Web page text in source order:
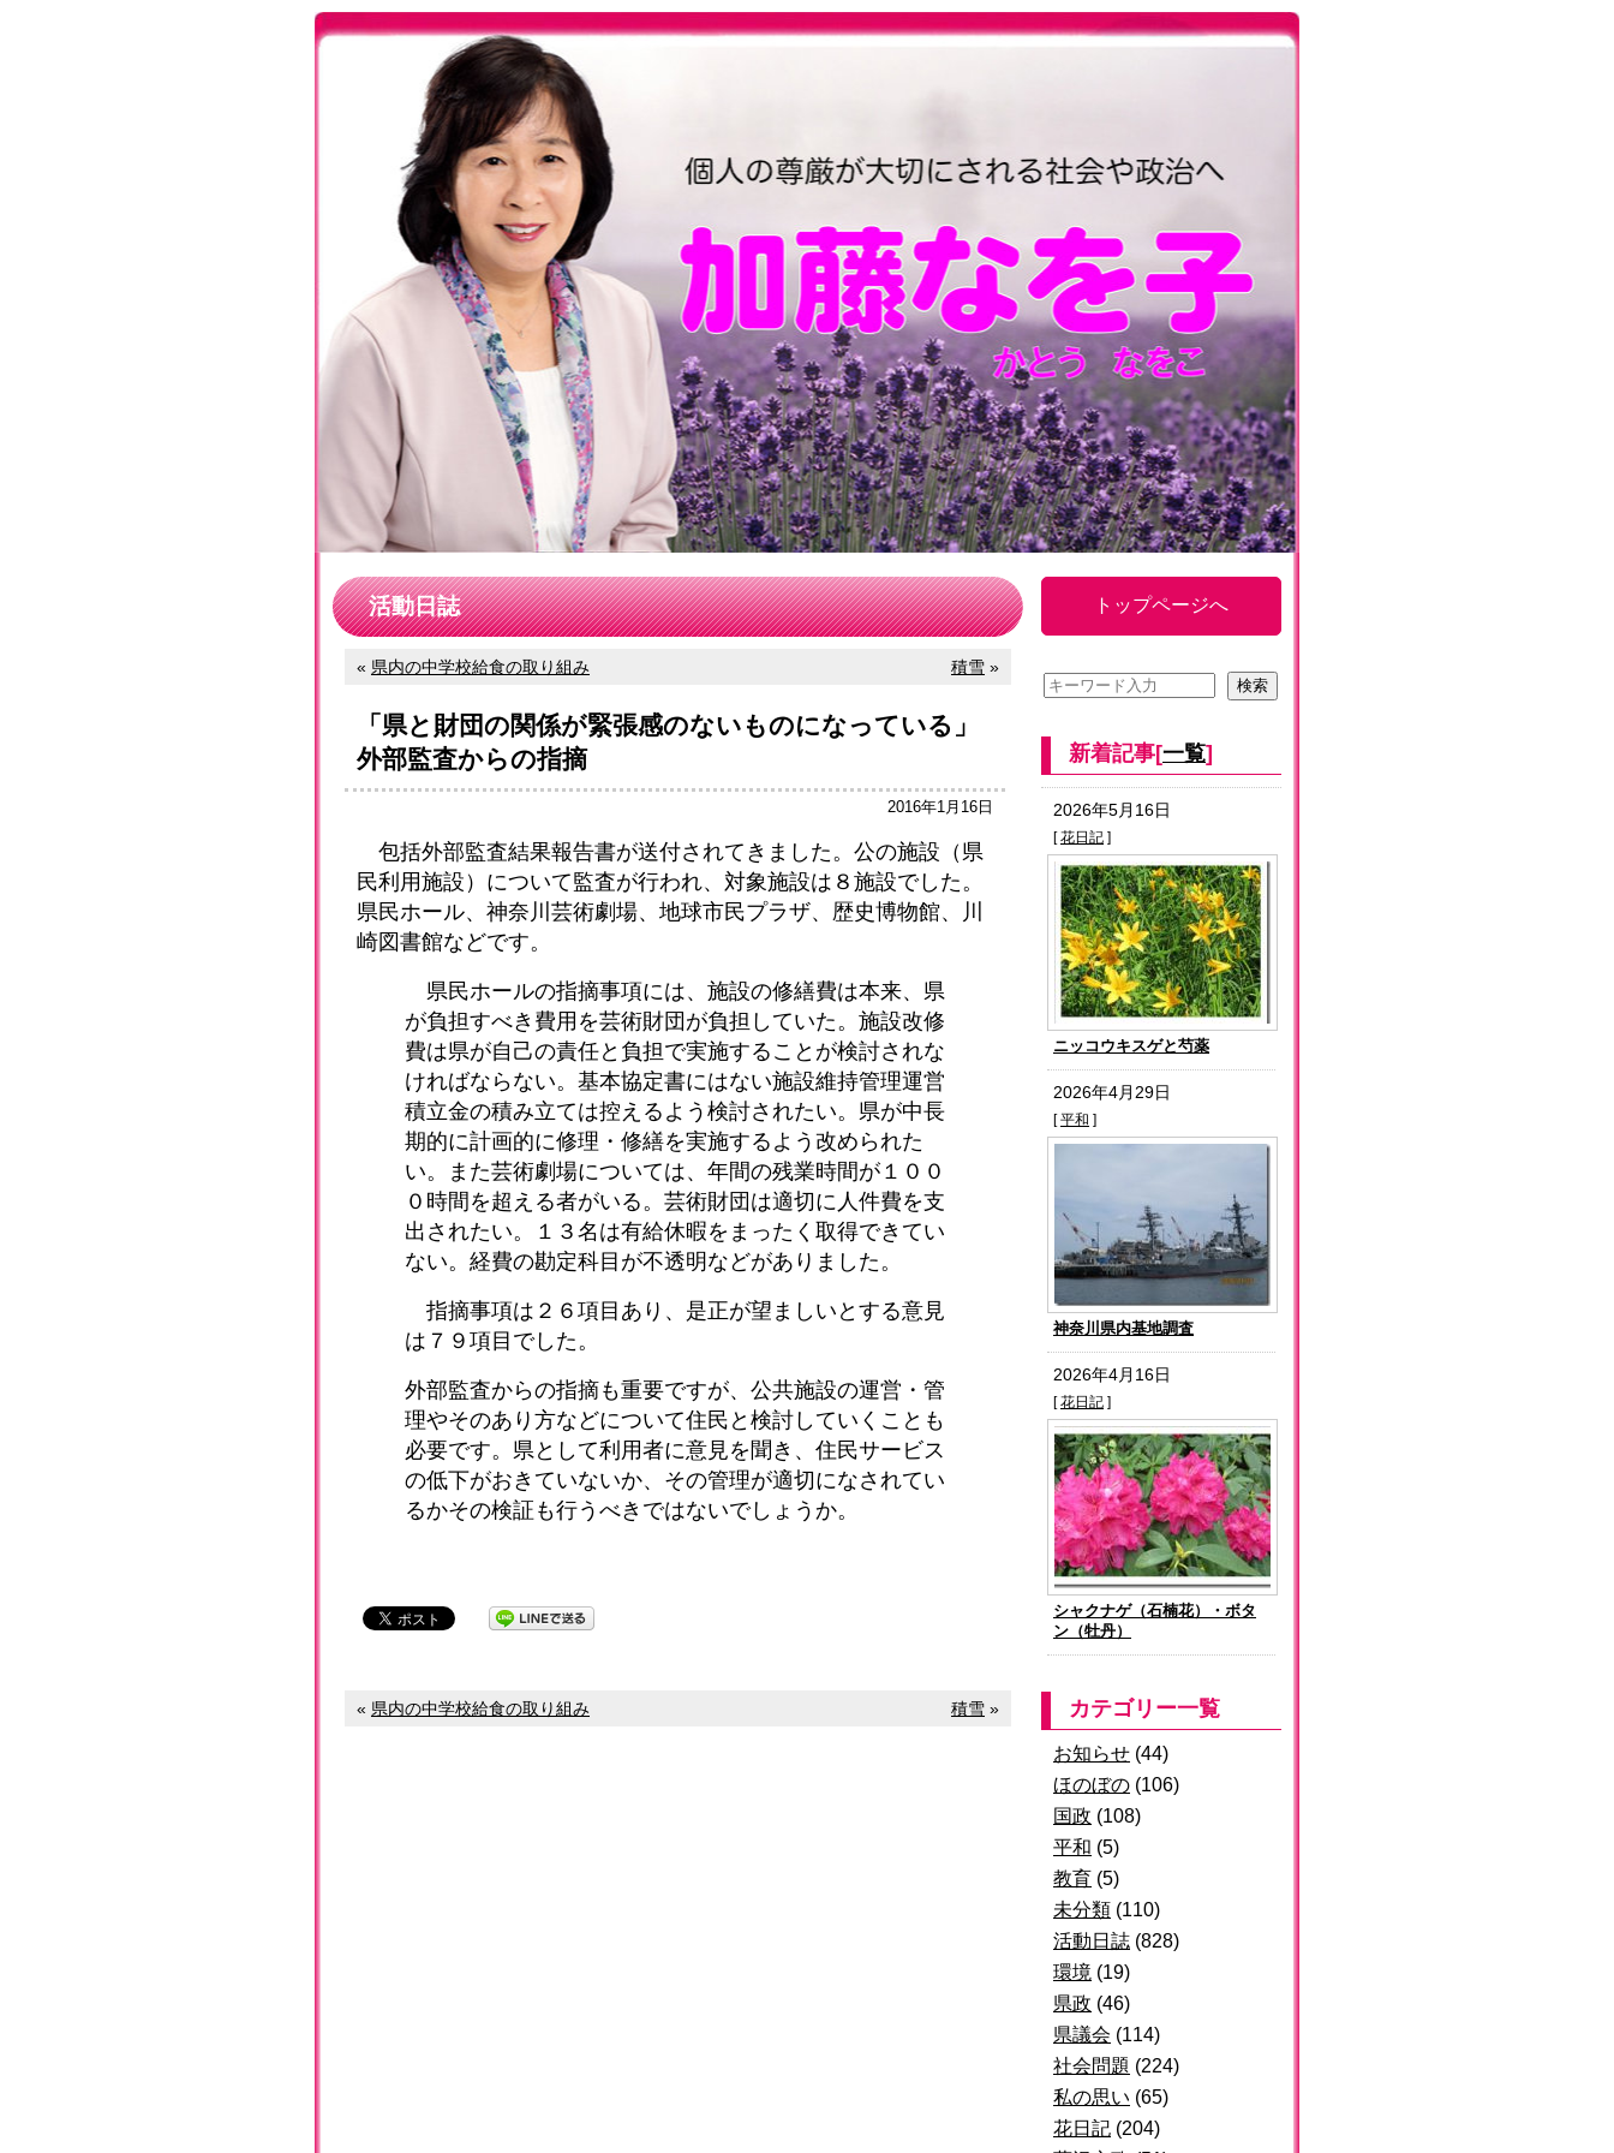
活動日誌
« 県内の中学校給食の取り組み 積雪 »
「県と財団の関係が緊張感のないものになっている」
外部監査からの指摘
2016年1月16日
包括外部監査結果報告書が送付されてきました。公の施設（県
民利用施設）について監査が行われ、対象施設は８施設でした。
県民ホール、神奈川芸術劇場、地球市民プラザ、歴史博物館、川
崎図書館などです。
県民ホールの指摘事項には、施設の修繕費は本来、県
が負担すべき費用を芸術財団が負担していた。施設改修
費は県が自己の責任と負担で実施することが検討されな
ければならない。基本協定書にはない施設維持管理運営
積立金の積み立ては控えるよう検討されたい。県が中長
期的に計画的に修理・修繕を実施するよう改められた
い。また芸術劇場については、年間の残業時間が１００
０時間を超える者がいる。芸術財団は適切に人件費を支
出されたい。１３名は有給休暇をまったく取得できてい
ない。経費の勘定科目が不透明などがありました。
指摘事項は２６項目あり、是正が望ましいとする意見
は７９項目でした。
外部監査からの指摘も重要ですが、公共施設の運営・管
理やそのあり方などについて住民と検討していくことも
必要です。県として利用者に意見を聞き、住民サービス
の低下がおきていないか、その管理が適切になされてい
るかその検証も行うべきではないでしょうか。
« 県内の中学校給食の取り組み 積雪 »
トップページへ
新着記事[一覧]
2026年5月16日
[花日記 ]
ニッコウキスゲと芍薬
2026年4月29日
[平和 ]
神奈川県内基地調査
2026年4月16日
[花日記 ]
シャクナゲ（石楠花）・ボタ
ン（牡丹）
カテゴリー一覧
お知らせ (44)
ほのぼの (106)
国政 (108)
平和 (5)
教育 (5)
未分類 (110)
活動日誌 (828)
環境 (19)
県政 (46)
県議会 (114)
社会問題 (224)
私の思い (65)
花日記 (204)